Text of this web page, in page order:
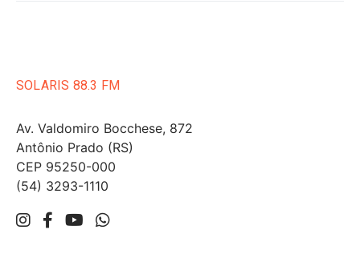
SOLARIS 88.3 FM
Av. Valdomiro Bocchese, 872
Antônio Prado (RS)
CEP 95250-000
(54) 3293-1110